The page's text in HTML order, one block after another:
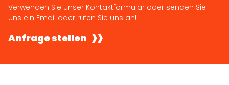
Verwenden Sie unser Kontaktformular oder senden Sie
uns ein Email oder rufen Sie uns an!
Anfrage stellen